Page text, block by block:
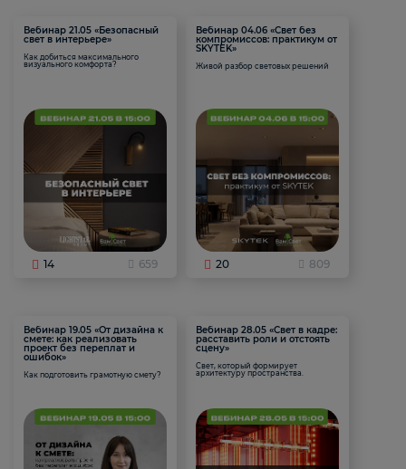
Вебинар 21.05 «Безопасный
свет в интерьере»
Как добиться максимального
визуального комфорта?
14 659
Вебинар 04.06 «Свет без
компромиссов: практикум от
SKYTEK»
Живой разбор световых решений
20 809
Вебинар 19.05 «От дизайна к
смете: как реализовать
проект без переплат и
ошибок»
Как подготовить грамотную смету?
Вебинар 28.05 «Свет в кадре:
расставить роли и отстоять
сцену»
Свет, который формирует
архитектуру пространства.